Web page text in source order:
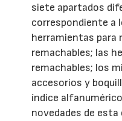
siete apartados
correspondiente a
herramientas para
remachables; las
remachables; los
accesorios y
índice
novedades de